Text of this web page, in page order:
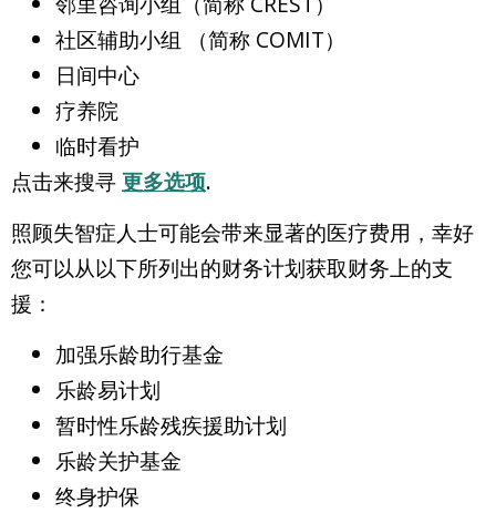
社区辅助小组 （简称 COMIT）
日间中心
疗养院
临时看护
点击来搜寻更多选项.
照顾失智症人士可能会带来显著的医疗费用，幸好
您可以从以下所列出的财务计划获取财务上的支
援：
加强乐龄助行基金
乐龄易计划
暂时性乐龄残疾援助计划
乐龄关护基金
终身护保